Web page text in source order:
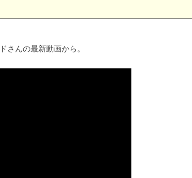
さんの最新動画から。